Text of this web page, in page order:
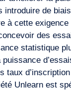
introduire de
à cette
des
statistique
taux d’inscription
Unlearn est